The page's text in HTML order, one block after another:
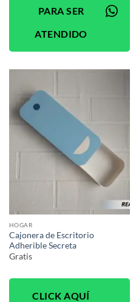
PARA SER
ATENDIDO
HOGAR
Cajonera de Escritorio
Adherible Secreta
Gratis
CLICK AQUÍ